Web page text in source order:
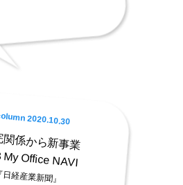
2020.10.30
係から新事業
Office NAVI
『日経産業新聞』